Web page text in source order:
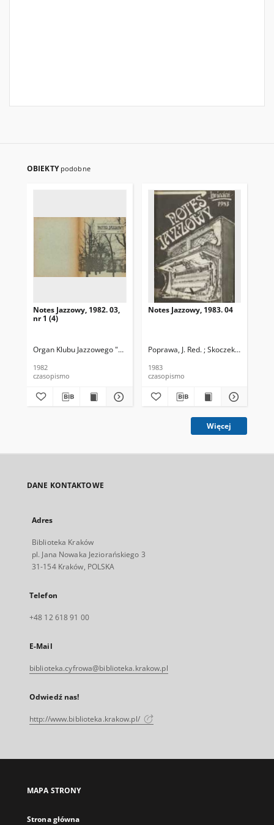
OBIEKTY podobne
Notes Jazzowy, 1982. 03,
nr 1 (4)
Organ Klubu Jazzowego "Rotunda" Skoczek, T. Red.
1982
czasopismo
Notes Jazzowy, 1983. 04
Poprawa, J. Red. ; Skoczek T. Red.
1983
czasopismo
Więcej
DANE KONTAKTOWE
Adres
Biblioteka Kraków
pl. Jana Nowaka Jeziorańskiego 3
31-154 Kraków, POLSKA
Telefon
+48 12 618 91 00
E-Mail
biblioteka.cyfrowa@biblioteka.krakow.pl
Odwiedź nas!
http://www.biblioteka.krakow.pl/
MAPA STRONY
Strona główna